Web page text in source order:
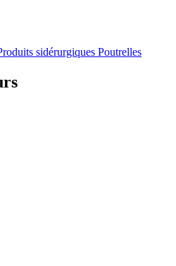
sidérurgiques Poutrelles